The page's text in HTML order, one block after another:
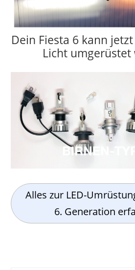
Dein Fiesta 6 kann
Licht umgerüstet
Alles zur LED-
6. Generation